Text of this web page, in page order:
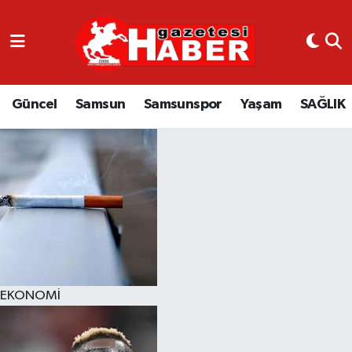
Güncel Samsun Samsunspor Yaşam SAĞLIK
EKONOMİ
GÜNCEL
SAMSUN
SAMSUNSPOR
EKONOMİ
YAŞAM